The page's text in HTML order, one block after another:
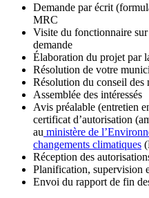
Demande par écrit
MRC
Visite du fonctionnaire
demande
Élaboration du projet par
Résolution de votre
Résolution du conseil des
Assemblée des intéressés
Avis préalable (entretien
certificat d’autorisation
au ministère de
changements climatiques
Réception des
Planification, supervision
Envoi du rapport de fin